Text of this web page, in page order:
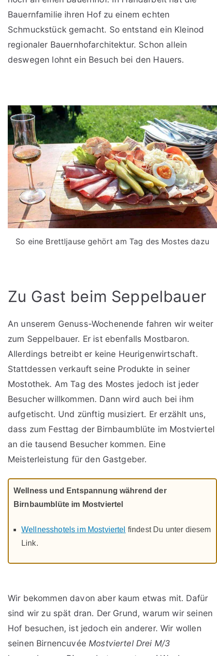
Bauernfamilie ihren Hof zu einem echten
Schmuckstück gemacht. So entstand ein Kleinod
regionaler Bauernhofarchitektur. Schon allein
deswegen lohnt ein Besuch bei den Hauers.
So eine Brettljause gehört am Tag des Mostes dazu
Zu Gast beim Seppelbauer
An unserem Genuss-Wochenende fahren wir weiter
zum Seppelbauer. Er ist ebenfalls Mostbaron.
Allerdings betreibt er keine Heurigenwirtschaft.
Stattdessen verkauft seine Produkte in seiner
Mostothek. Am Tag des Mostes jedoch ist jeder
Besucher willkommen. Dann wird auch bei ihm
aufgetischt. Und zünftig musiziert. Er erzählt uns,
dass zum Festtag der Birnbaumblüte im Mostviertel
an die tausend Besucher kommen. Eine
Meisterleistung für den Gastgeber.
Wellness und Entspannung während der
Birnbaumblüte im Mostviertel
Wellnesshotels im Mostviertel findest Du unter diesem
Link.
Wir bekommen davon aber kaum etwas mit. Dafür
sind wir zu spät dran. Der Grund, warum wir seinen
Hof besuchen, ist jedoch ein anderer. Wir wollen
seinen Birnencuvée Mostviertel Drei M/3